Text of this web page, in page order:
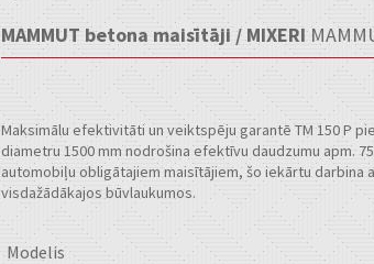
MAMMUT betona maisītāji / MIXERI
Maksimālu efektivitāti un veiktspēju garantē TM 150 P
diametru 1500 mm nodrošina efektīvu daudzumu apm.
automobiļu obligātajiem maisītājiem, šo iekārtu
visdažādākajos būvlaukumos.
Modelis